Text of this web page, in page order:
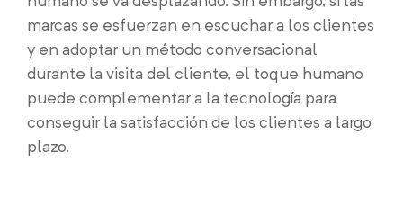
marcas se esfuerzan en escuchar a los clientes
y en adoptar un método conversacional
durante la visita del cliente, el toque humano
puede complementar a la tecnología para
conseguir la satisfacción de los clientes a largo
plazo.